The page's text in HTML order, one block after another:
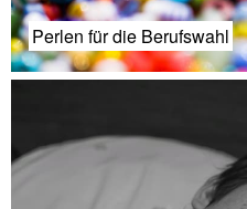
Perlen für die Berufswahl